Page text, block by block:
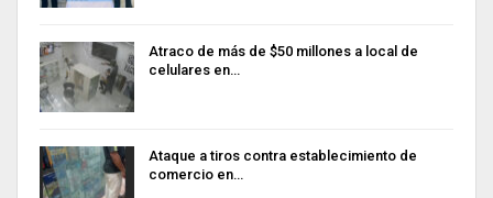
Atraco de más de $50 millones a local de
celulares en…
Ataque a tiros contra establecimiento de
comercio en…